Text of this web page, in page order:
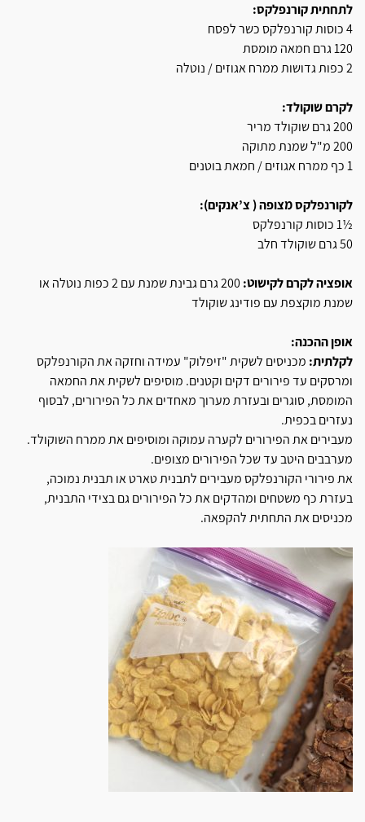
לתחתית קורנפלקס:
4 כוסות קורנפלקס כשר לפסח
120 גרם חמאה מומסת
2 כפות גדושות ממרח אגוזים / נוטלה
לקרם שוקולד:
200 גרם שוקולד מריר
200 מ"ל שמנת מתוקה
1 כף ממרח אגוזים / חמאת בוטנים
לקורנפלקס מצופה ( צ’אנקים):
½1 כוסות קורנפלקס
50 גרם שוקולד חלב
אופציה לקרם לקישוט:
200 גרם גבינת שמנת עם 2 כפות נוטלה או
שמנת מוקצפת עם פודינג שוקולד
אופן ההכנה:
לקלתית: מכניסים לשקית "זיפלוק" עמידה וחזקה את הקורנפלקס
ומרסקים עד פירורים דקים וקטנים. מוסיפים לשקית את החמאה
המומסת, סוגרים ובעזרת מערוך מאחדים את כל הפירורים, לבסוף
נעזרים בכפית.
מעבירים את הפירורים לקערה עמוקה ומוסיפים את ממרח השוקולד.
מערבבים היטב עד שכל הפירורים מצופים.
את פירורי הקורנפלקס מעבירים לתבנית טארט או תבנית נמוכה,
בעזרת כף משטחים ומהדקים את כל הפירורים גם בצידי התבנית,
מכניסים את התחתית להקפאה.